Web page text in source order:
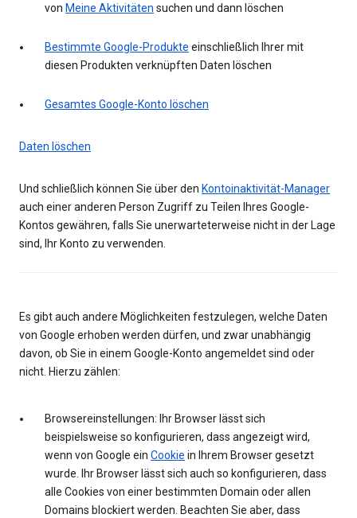
von Meine Aktivitäten suchen und dann löschen
Bestimmte Google-Produkte einschließlich Ihrer mit
diesen Produkten verknüpften Daten löschen
Gesamtes Google-Konto löschen
Daten löschen
Und schließlich können Sie über den Kontoinaktivität-Manager
auch einer anderen Person Zugriff zu Teilen Ihres Google-
Kontos gewähren, falls Sie unerwarteterweise nicht in der Lage
sind, Ihr Konto zu verwenden.
Es gibt auch andere Möglichkeiten festzulegen, welche Daten
von Google erhoben werden dürfen, und zwar unabhängig
davon, ob Sie in einem Google-Konto angemeldet sind oder
nicht. Hierzu zählen:
Browsereinstellungen: Ihr Browser lässt sich
beispielsweise so konfigurieren, dass angezeigt wird,
wenn von Google ein Cookie in Ihrem Browser gesetzt
wurde. Ihr Browser lässt sich auch so konfigurieren, dass
alle Cookies von einer bestimmten Domain oder allen
Domains blockiert werden. Beachten Sie aber, dass